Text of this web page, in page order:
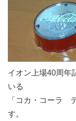
イオン上場40周年
いる
「コカ・コーラ
す。